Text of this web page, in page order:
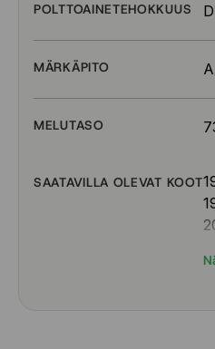
POLTTOAINETEHOKKUUS D
MÄRKÄPITO A
MELUTASO
SAATAVILLA OLEVAT KOOT